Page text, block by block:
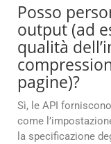
Posso
output (ad
qualità
pagine)?
Sì, le API
come
la specificazione